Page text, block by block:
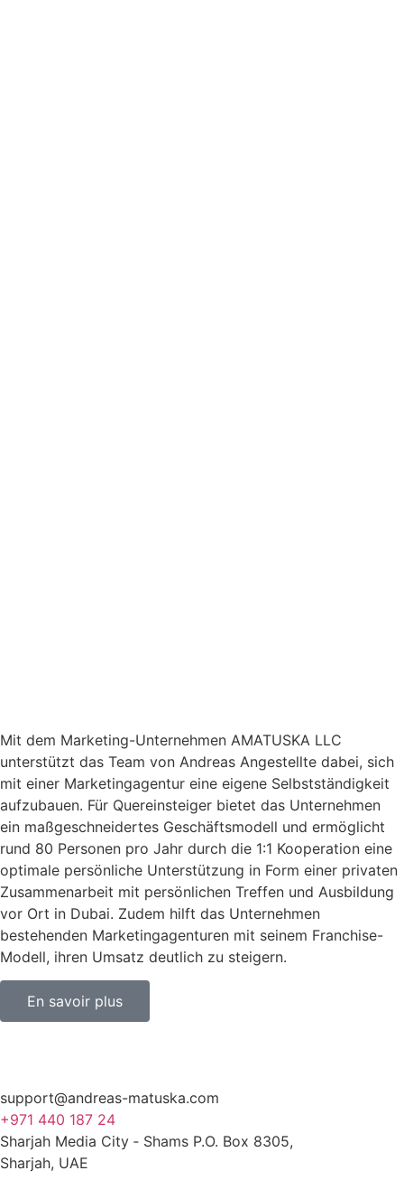
Mit dem Marketing-Unternehmen AMATUSKA LLC
unterstützt das Team von Andreas Angestellte dabei, sich
mit einer Marketingagentur eine eigene Selbstständigkeit
aufzubauen. Für Quereinsteiger bietet das Unternehmen
ein maßgeschneidertes Geschäftsmodell und ermöglicht
rund 80 Personen pro Jahr durch die 1:1 Kooperation eine
optimale persönliche Unterstützung in Form einer privaten
Zusammenarbeit mit persönlichen Treffen und Ausbildung
vor Ort in Dubai. Zudem hilft das Unternehmen
bestehenden Marketingagenturen mit seinem Franchise-
Modell, ihren Umsatz deutlich zu steigern.
En savoir plus
support@andreas-matuska.com
+971 440 187 24
Sharjah Media City ‑ Shams P.O. Box 8305,
Sharjah, UAE